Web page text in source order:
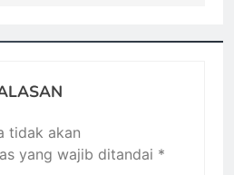
tidak akan
yang wajib ditandai *